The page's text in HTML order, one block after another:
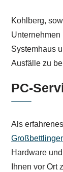
Kohlberg,
Unternehmen
Systemhaus
Ausfälle zu
PC-
Als
Hardware
Ihnen vor